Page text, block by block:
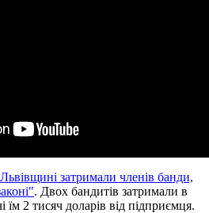
затримали членів банди,
. Двох бандитів затримали в
їм 2 тисяч доларів від підприємця.